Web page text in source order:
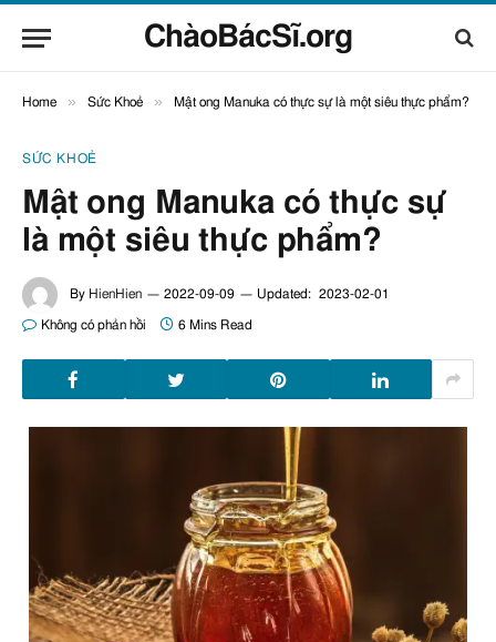
ChàoBácSĩ.org
Home » Sức Khoẻ » Mật ong Manuka có thực sự là một siêu thực phẩm?
SỨC KHOẺ
Mật ong Manuka có thực sự
là một siêu thực phẩm?
By HienHien 2022-09-09 Updated: 2023-02-01
Không có phản hồi 6 Mins Read